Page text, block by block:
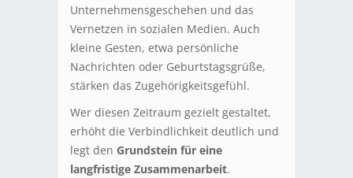
Unternehmensgeschehen und das
Vernetzen in sozialen Medien. Auch
kleine Gesten, etwa persönliche
Nachrichten oder Geburtstagsgrüße,
stärken das Zugehörigkeitsgefühl.
Wer diesen Zeitraum gezielt gestaltet,
erhöht die Verbindlichkeit deutlich und
legt den Grundstein für eine
langfristige Zusammenarbeit.